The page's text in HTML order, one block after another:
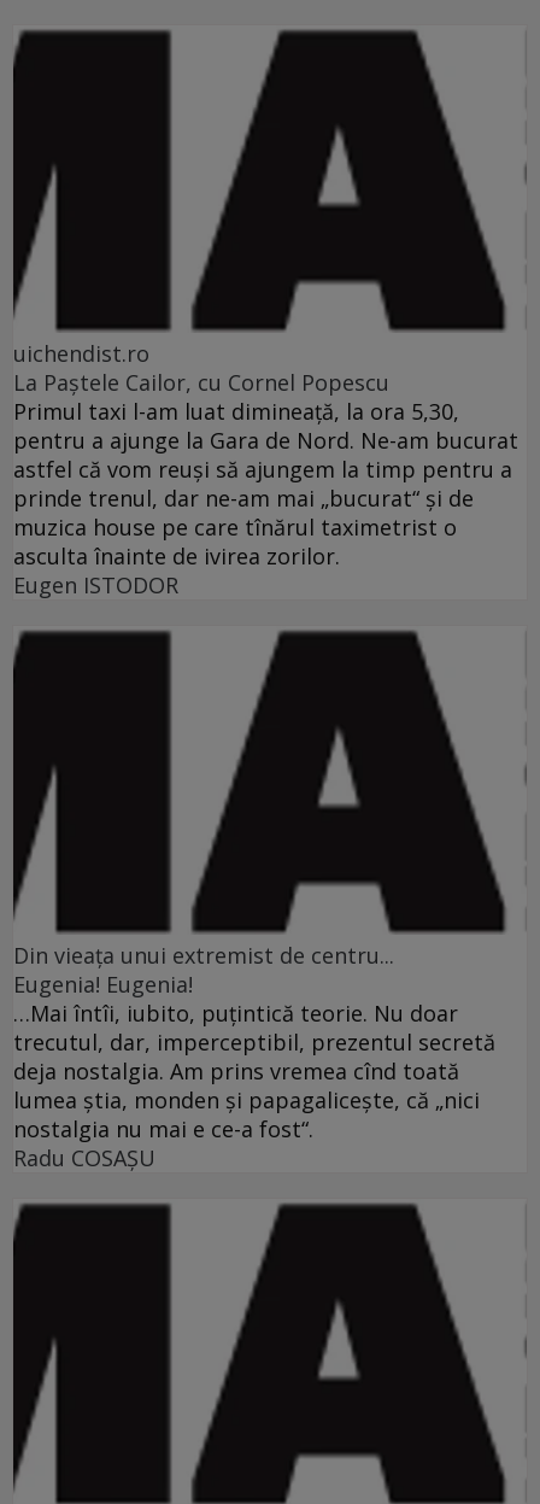
uichendist.ro
La Paştele Cailor, cu Cornel Popescu
Primul taxi l-am luat dimineaţă, la ora 5,30,
pentru a ajunge la Gara de Nord. Ne-am bucurat
astfel că vom reuşi să ajungem la timp pentru a
prinde trenul, dar ne-am mai „bucurat“ şi de
muzica house pe care tînărul taximetrist o
asculta înainte de ivirea zorilor.
Eugen ISTODOR
Din vieaţa unui extremist de centru...
Eugenia! Eugenia!
…Mai întîi, iubito, puţintică teorie. Nu doar
trecutul, dar, imperceptibil, prezentul secretă
deja nostalgia. Am prins vremea cînd toată
lumea ştia, monden şi papagaliceşte, că „nici
nostalgia nu mai e ce-a fost“.
Radu COSAŞU